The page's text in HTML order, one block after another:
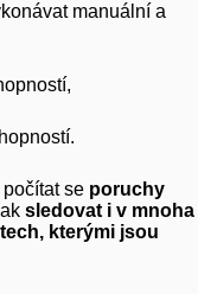
manuální a
se poruchy
sledovat i v mnoha
kterými jsou